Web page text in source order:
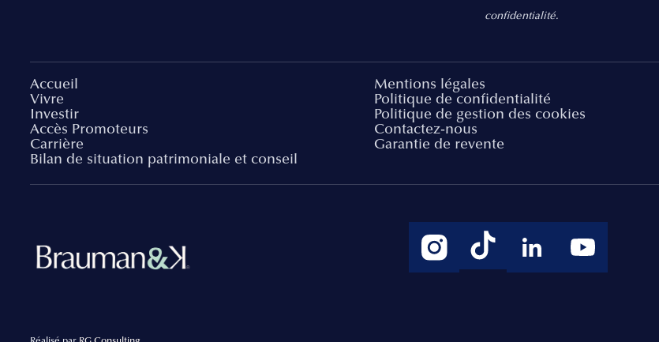
confidentialité.
Accueil
Vivre
Investir
Accès Promoteurs
Carrière
Bilan de situation patrimoniale et conseil
Mentions légales
Politique de confidentialité
Politique de gestion des cookies
Contactez-nous
Garantie de revente